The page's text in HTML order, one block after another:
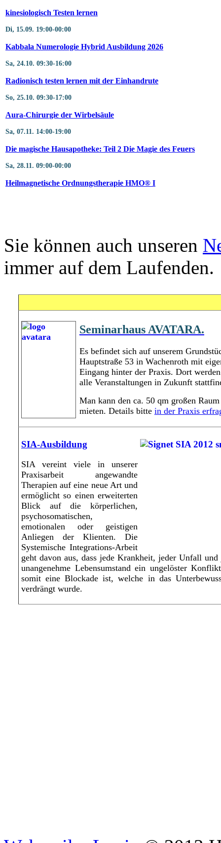
kinesiologisch Testen lernen
Di, 15.09. 19:00-00:00
Kabbala Numerologie Hybrid Ausbildung 2026
Sa, 24.10. 09:30-16:00
Radionisch testen lernen mit der Einhandrute
So, 25.10. 09:30-17:00
Aura-Chirurgie der Wirbelsäule
Sa, 07.11. 14:00-19:00
Die magische Hausapotheke: Teil 2 Die Magie des Feuers
Sa, 28.11. 09:00-00:00
Heilmagnetische Ordnungstherapie HMO® I
Sie können auch unseren
immer auf dem Laufenden.
Seminarhaus AVATARA.
Es befindet sich auf unserem
Hauptstraße 53 in Wachenroth mit
Eingang hinter der Praxis. Dort
alle Veranstaltungen in Zukunft
Man kann den ca. 50 qm großen Raum
mieten. Details bitte in der Praxis
SIA-Ausbildung
SIA vereint viele in unserer
Praxisarbeit angewandte
Therapien auf eine neue Art und
ermöglicht so einen erweiterten
Blick auf die körperlichen,
psychosomatischen,
emotionalen oder geistigen
Anliegen der Klienten. Die
Systemische Integrations-Arbeit
geht davon aus, dass jede Krankheit, jeder Unfall und
unangenehme Lebensumstand ein ungelöster
somit eine Blockade ist, welche in das
verdrängt wurde.